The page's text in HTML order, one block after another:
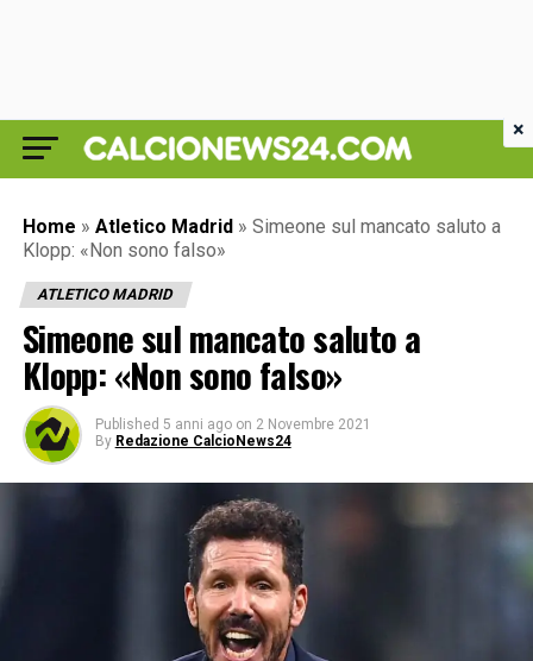
Home » Atletico Madrid » Simeone sul mancato saluto a
Klopp: «Non sono falso»
ATLETICO MADRID
Simeone sul mancato saluto a
Klopp: «Non sono falso»
Published 5 anni ago on 2 Novembre 2021
By Redazione CalcioNews24
×